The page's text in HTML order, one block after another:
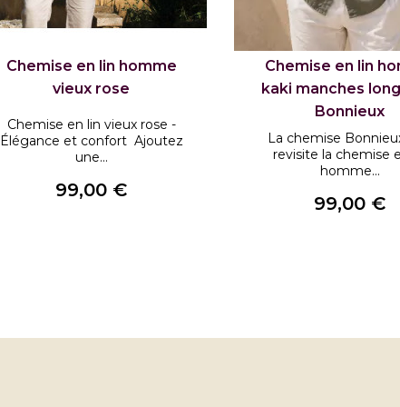
Chemise en lin homme
vieux rose
Chemise en lin vieux rose -
Élégance et confort Ajoutez
une...
99,00 €
Chemise en lin
kaki manches
Bonnieux
La chemise
revisite la chemise
homme...
99,00 €